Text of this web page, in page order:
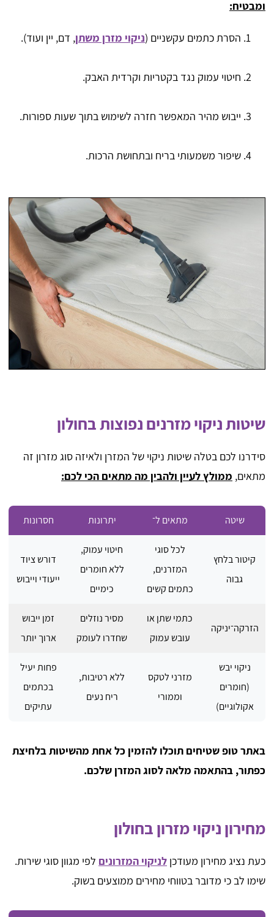
ומבטיח:
הסרת כתמים עקשניים (ניקוי מזרן משתן, דם, יין ועוד).
חיטוי עמוק נגד בקטריות וקרדית האבק.
ייבוש מהיר המאפשר חזרה לשימוש בתוך שעות ספורות.
שיפור משמעותי בריח ובתחושת הרכות.
שיטות ניקוי מזרנים נפוצות בחולון
סידרנו לכם בטלה שיטות ניקוי של המזרן ולאיזה סוג מזרון זה
מתאים, ממולץ לעיין ולהבין מה מתאים הכי לכם:
שיטה מתאים ל־ יתרונות חסרונות
קיטור בלחץ
גבוה
לכל סוגי
המזרנים,
כתמים קשים
חיטוי עמוק,
ללא חומרים
כימיים
דורש ציוד
ייעודי וייבוש
הזרקה־יניקה
כתמי שתן או
עובש עמוק
מסיר נוזלים
שחדרו לעומק
זמן ייבוש
ארוך יותר
ניקוי יבש
(חומרים
אקולוגיים)
מזרני לטקס
וממורי
ללא רטיבות,
ריח נעים
פחות יעיל
בכתמים
עתיקים
באתר טופ שטיחים תוכלו להזמין כל אחת מהשיטות בלחיצת
כפתור, בהתאמה מלאה לסוג המזרן שלכם.
מחירון ניקוי מזרון בחולון
כעת נציג מחירון מעודכן לניקוי המזרונים לפי מגוון סוגי שירות.
שימו לב כי מדובר בטווחי מחירים ממוצעים בשוק.